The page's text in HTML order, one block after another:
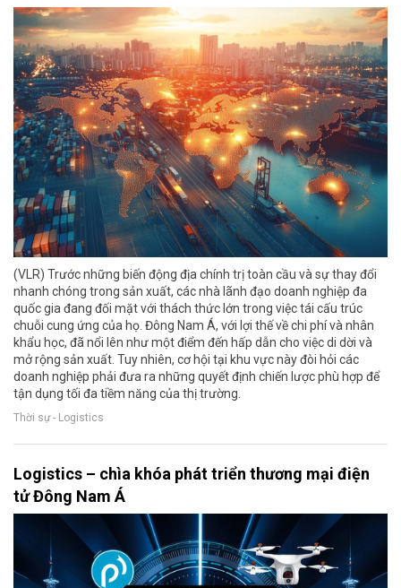
(VLR) Trước những biến động địa chính trị toàn cầu và sự thay đổi
nhanh chóng trong sản xuất, các nhà lãnh đạo doanh nghiệp đa
quốc gia đang đối mặt với thách thức lớn trong việc tái cấu trúc
chuỗi cung ứng của họ. Đông Nam Á, với lợi thế về chi phí và nhân
khẩu học, đã nổi lên như một điểm đến hấp dẫn cho việc di dời và
mở rộng sản xuất. Tuy nhiên, cơ hội tại khu vực này đòi hỏi các
doanh nghiệp phải đưa ra những quyết định chiến lược phù hợp để
tận dụng tối đa tiềm năng của thị trường.
Thời sự - Logistics
Logistics – chìa khóa phát triển thương mại điện
tử Đông Nam Á